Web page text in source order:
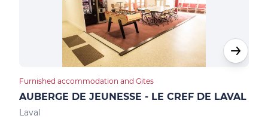
Furnished accommodation and Gites
AUBERGE DE JEUNESSE - LE CREF DE LAVAL
Laval